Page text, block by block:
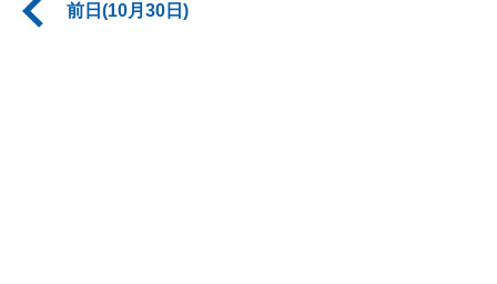
前日(10月30日)